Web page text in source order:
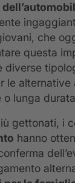
che
questa
diverse
le alternative
lunga
gettonati, i
hanno